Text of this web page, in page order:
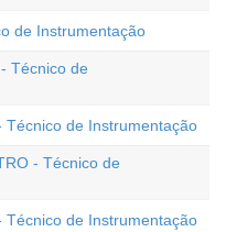
de Instrumentação
Técnico de
Técnico de Instrumentação
- Técnico de
Técnico de Instrumentação